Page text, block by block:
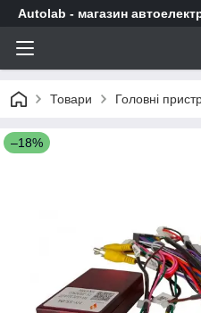
Autolab - магазин
Товари Головні
–18%